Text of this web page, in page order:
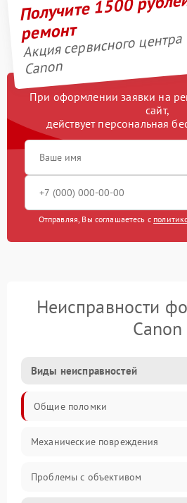
ремонт
Акция сервисного центра
Canon
При оформлении заявки на
сайт,
действует персональная
Отправляя, Вы соглашаетесь с
Неисправности
Canon
Виды неисправностей
Общие поломки
Механические повреждения
Проблемы с объективом